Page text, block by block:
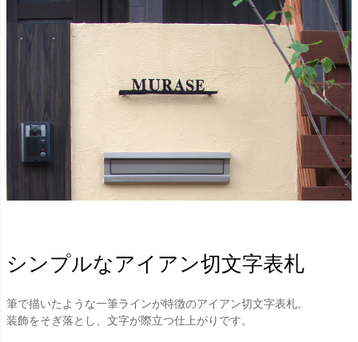
シンプルなアイアン切文字表札
筆で描いたような一筆ラインが特徴のアイアン切文字表札。
装飾をそぎ落とし、文字が際立つ仕上がりです。